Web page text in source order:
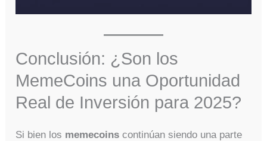
Conclusión: ¿Son los
MemeCoins una Oportunidad
Real de Inversión para 2025?
Si bien los memecoins continúan siendo una parte